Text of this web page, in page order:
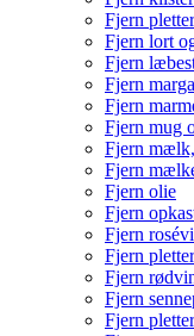
Fjern
Fjern lort
Fjern
Fjern
Fjern
Fjern mug
Fjern
Fjern
Fjern olie
Fjern
Fjern
Fjern
Fjern
Fjern
Fjern